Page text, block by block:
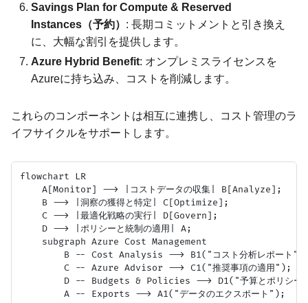
Savings Plan for Compute & Reserved
Instances（予約） : 長期コミットメントと引き換え
に、大幅な割引を提供します。
Azure Hybrid Benefit: オンプレミスライセンスを
Azureに持ち込み、コストを削減します。
これらのコンポーネントは相互に連携し、コスト管理のラ
イフサイクルをサポートします。
flowchart LR
    A[Monitor] --> |コストデータの収集| B[Analyze];
    B --> |洞察の獲得と特定| C[Optimize];
    C --> |最適化戦略の実行| D[Govern];
    D --> |ポリシーと統制の適用| A;
    subgraph Azure Cost Management
B -- Cost Analysis --> B1("コスト分析レポート
        C -- Azure Advisor --> C1("推奨事項の適用");
D -- Budgets & Policies --> D1("予算とポリシー
        A -- Exports --> A1("データのエクスポート");